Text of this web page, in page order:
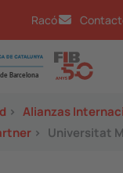
Racó
> Alianzas
> Universitat